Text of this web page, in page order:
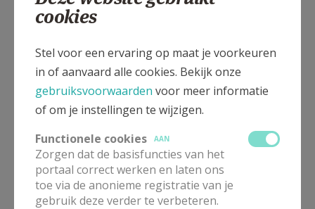
Sint Norbertusstraat 195, 3401 Waasmont
cookies
Stel voor een ervaring op maat je voorkeuren
in of aanvaard alle cookies. Bekijk onze
gebruiksvoorwaarden voor meer informatie
of om je instellingen te wijzigen.
Functionele cookies
AAN
Zorgen dat de basisfuncties van het
portaal correct werken en laten ons
toe via de anonieme registratie van je
gebruik deze verder te verbeteren.